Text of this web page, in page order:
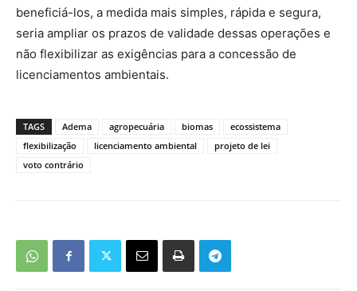
beneficiá-los, a medida mais simples, rápida e segura,
seria ampliar os prazos de validade dessas operações e
não flexibilizar as exigências para a concessão de
licenciamentos ambientais.
TAGS Adema agropecuária biomas
ecossistema
flexibilização
licenciamento ambiental
projeto de lei
voto contrário